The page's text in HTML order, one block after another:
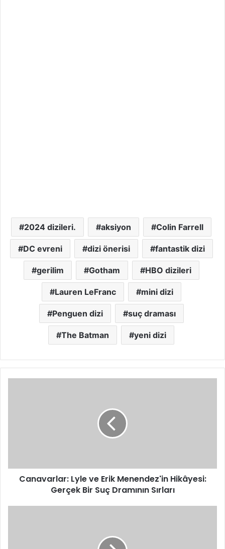
2024 dizileri. aksiyon Colin Farrell
DC evreni dizi önerisi fantastik dizi
gerilim Gotham HBO dizileri
Lauren LeFranc mini dizi
Penguen dizi suç draması
The Batman yeni dizi
Suç
Dramının
Canavarlar: Lyle ve Erik Menendez'in Hikâyesi:
Gerçek Bir Suç Dramının Sırları